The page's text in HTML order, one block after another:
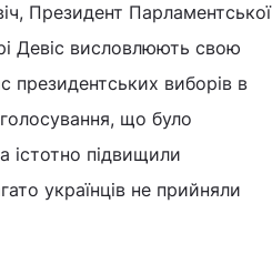
Президент Парламентської
Девіс висловлюють свою
президентських виборів в
що було
істотно підвищили
українців не прийняли